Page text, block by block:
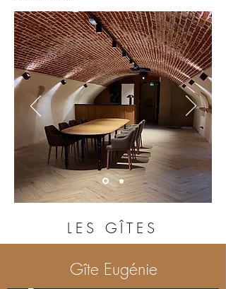
LES GÎTES
Gîte Eugénie